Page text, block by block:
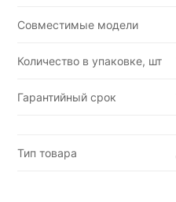
Совместимые модели
Количество в упаковке, шт
Гарантийный срок
Тип товара